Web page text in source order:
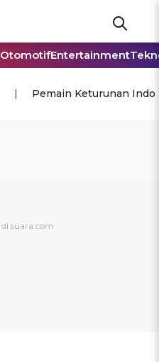
OtomotifEntertainment
Pemain Keturunan